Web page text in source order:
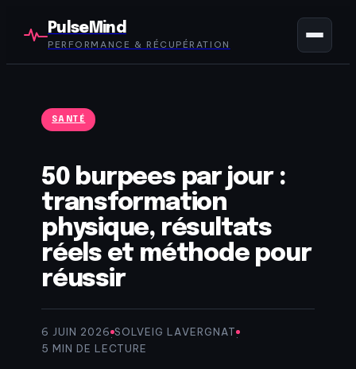
PulseMind
PERFORMANCE & RÉCUPÉRATION
SANTÉ
50 burpees par jour :
transformation
physique, résultats
réels et méthode pour
réussir
6 JUIN 2026·SOLVEIG LAVERGNAT·
5 MIN DE LECTURE